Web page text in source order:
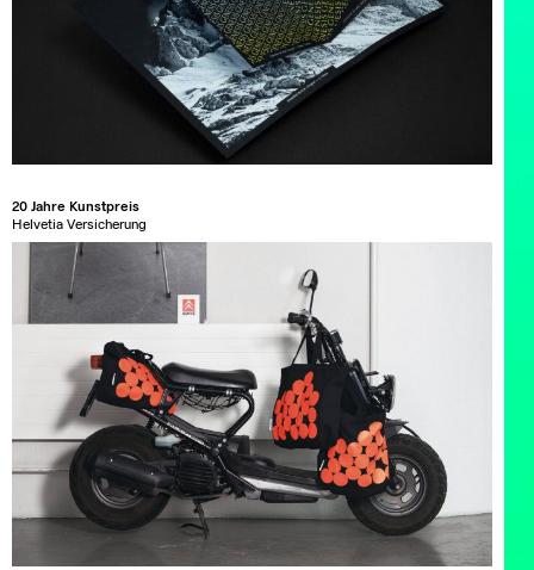
20 Jahre Kunstpreis
Helvetia Versicherung